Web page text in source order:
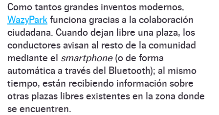
Como tantos grandes inventos modernos,
WazyPark funciona gracias a la colaboración
ciudadana. Cuando dejan libre una plaza, los
conductores avisan al resto de la comunidad
mediante el smartphone (o de forma
automática a través del Bluetooth); al mismo
tiempo, están recibiendo información sobre
otras plazas libres existentes en la zona donde
se encuentren.